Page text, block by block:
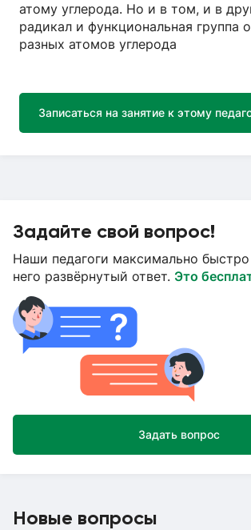
атому углерода. Но и в том, и в
радикал и функциональная группа
разных атомов углерода
Записаться на занятие к этому
Задайте свой вопрос!
Наши педагоги максимально
него развёрнутый ответ. Это
Задать вопрос
Новые вопросы